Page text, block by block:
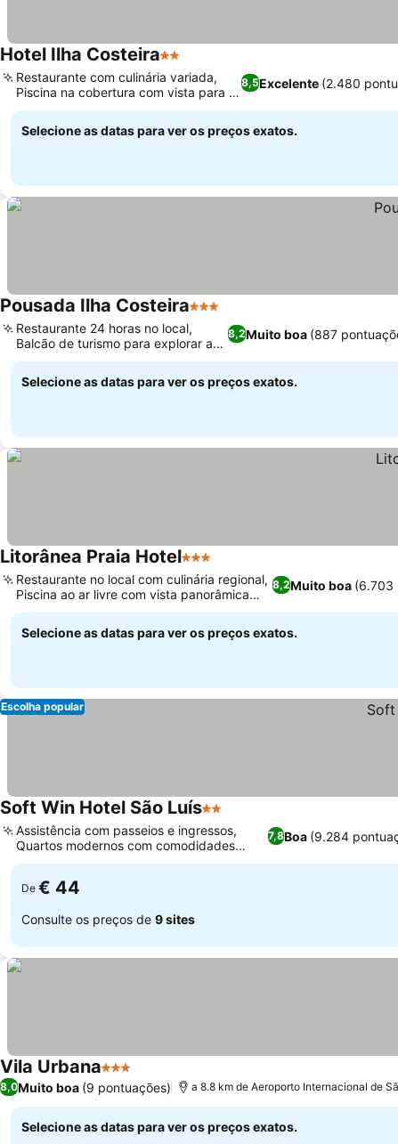
Hotel Ilha Costeira2 Estrelas
8,5Excelente (2.480
Restaurante com culinária variada,
Piscina na cobertura com vista para a
cidade
Selecione as datas para ver os preços exatos.
Pousada Ilha Costeira3 Estrelas
8,2Muito boa (887
Restaurante 24 horas no local,
Balcão de turismo para explorar a
região
Selecione as datas para ver os preços exatos.
Litorânea Praia Hotel3 Estrelas
8,2Muito boa (6.703
Restaurante no local com culinária regional,
Piscina ao ar livre com vista panorâmica
para o oceano
Selecione as datas para ver os preços exatos.
Escolha popular
Soft Win Hotel São Luís2 Estrelas
7,8Boa (9.284
Assistência com passeios e ingressos,
Quartos modernos com comodidades
essenciais
De € 44
Consulte os preços de 9 sites
Vila Urbana3 EstrelasVer preços
8,0Muito boa (9 pontuações) a 8.8 km de Aeroporto Internacional de
Selecione as datas para ver os preços exatos.